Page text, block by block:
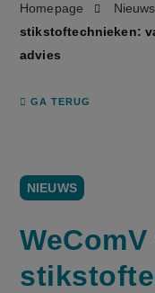
Homepage Nieuws
stikstoftechnieken:
advies
GA TERUG
NIEUWS